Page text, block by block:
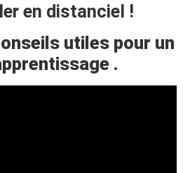
en distanciel !
utiles pour un
.